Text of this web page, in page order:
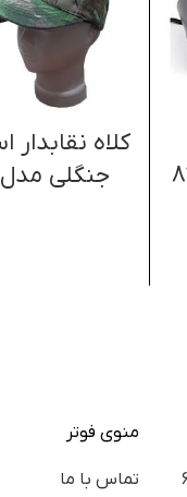
جیبی بوشنل 21*8
کلاه نقابدار
جنگلی مدل K1
منوی فوتر
تماس با ما